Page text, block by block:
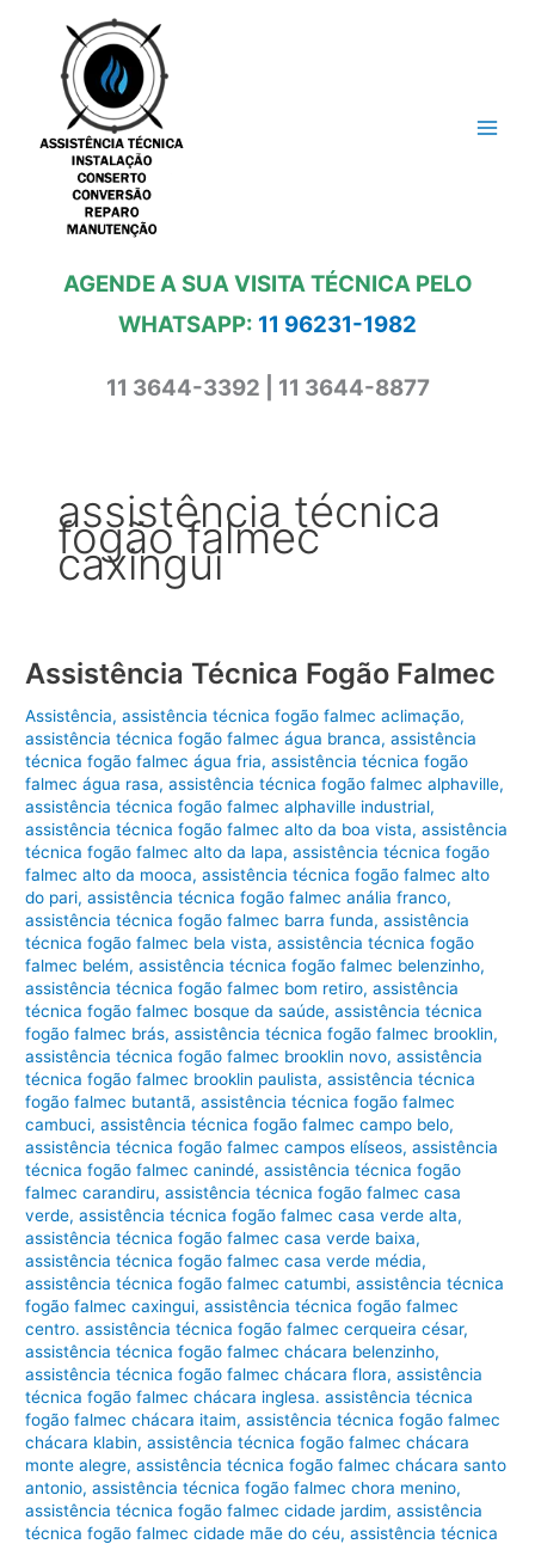
conteúdo
AGENDE A SUA VISITA TÉCNICA PELO
WHATSAPP: 11 96231-1982
11 3644-3392 | 11 3644-8877
assistência técnica
fogão falmec
caxingui
Assistência Técnica Fogão Falmec
Assistência,assistência técnica fogão falmec aclimação,
assistência técnica fogão falmec água branca,assistência
técnica fogão falmec água fria,assistência técnica fogão
falmec água rasa,assistência técnica fogão falmec alphaville,
assistência técnica fogão falmec alphaville industrial,
assistência técnica fogão falmec alto da boa vista,assistência
técnica fogão falmec alto da lapa,assistência técnica fogão
falmec alto da mooca,assistência técnica fogão falmec alto
do pari,assistência técnica fogão falmec anália franco,
assistência técnica fogão falmec barra funda,assistência
técnica fogão falmec bela vista,assistência técnica fogão
falmec belém,assistência técnica fogão falmec belenzinho,
assistência técnica fogão falmec bom retiro,assistência
técnica fogão falmec bosque da saúde,assistência técnica
fogão falmec brás,assistência técnica fogão falmec brooklin,
assistência técnica fogão falmec brooklin novo,assistência
técnica fogão falmec brooklin paulista,assistência técnica
fogão falmec butantã,assistência técnica fogão falmec
cambuci,assistência técnica fogão falmec campo belo,
assistência técnica fogão falmec campos elíseos,assistência
técnica fogão falmec canindé,assistência técnica fogão
falmec carandiru,assistência técnica fogão falmec casa
verde,assistência técnica fogão falmec casa verde alta,
assistência técnica fogão falmec casa verde baixa,
assistência técnica fogão falmec casa verde média,
assistência técnica fogão falmec catumbi,assistência técnica
fogão falmec caxingui,assistência técnica fogão falmec
centro. assistência técnica fogão falmec cerqueira césar,
assistência técnica fogão falmec chácara belenzinho,
assistência técnica fogão falmec chácara flora,assistência
técnica fogão falmec chácara inglesa. assistência técnica
fogão falmec chácara itaim,assistência técnica fogão falmec
chácara klabin,assistência técnica fogão falmec chácara
monte alegre,assistência técnica fogão falmec chácara santo
antonio,assistência técnica fogão falmec chora menino,
assistência técnica fogão falmec cidade jardim,assistência
técnica fogão falmec cidade mãe do céu,assistência técnica